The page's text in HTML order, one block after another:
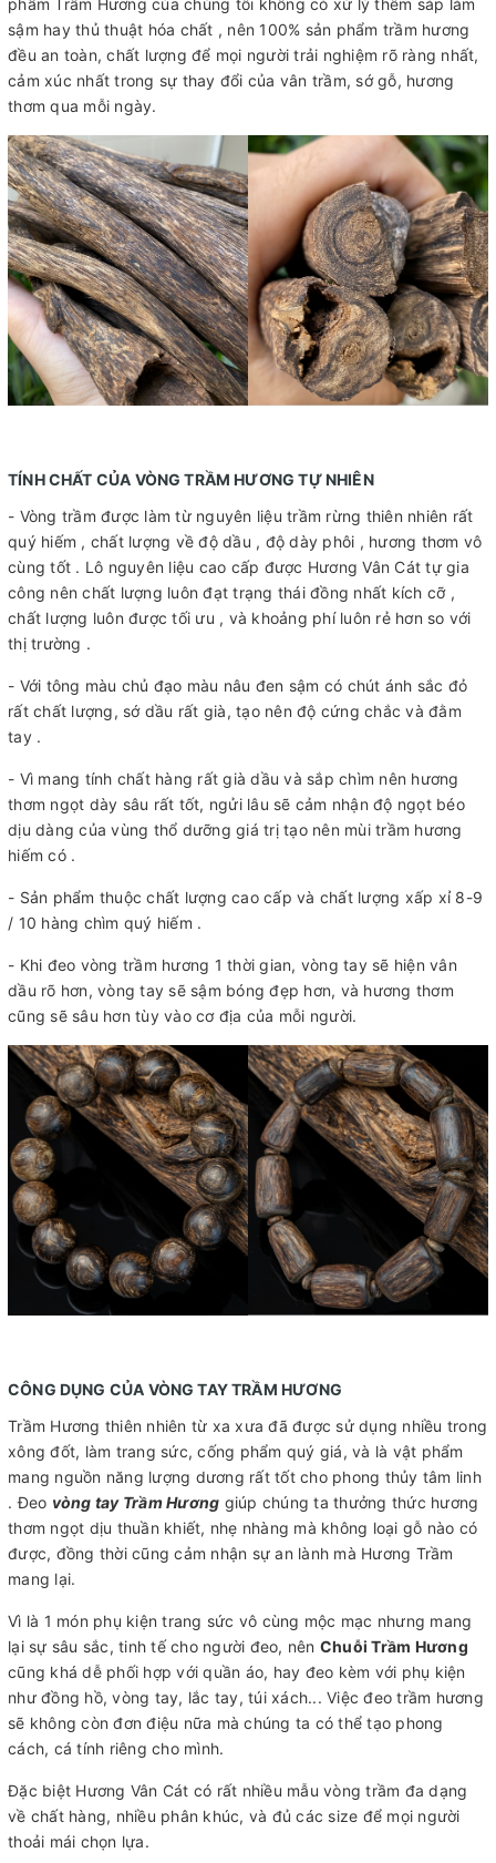
sậm hay thủ thuật hóa chất , nên 100% sản phẩm trầm hương
đều an toàn, chất lượng để mọi người trải nghiệm rõ ràng nhất,
cảm xúc nhất trong sự thay đổi của vân trầm, sớ gỗ, hương
thơm qua mỗi ngày.
TÍNH CHẤT CỦA VÒNG TRẦM HƯƠNG TỰ NHIÊN
- Vòng trầm được làm từ nguyên liệu trầm rừng thiên nhiên rất
quý hiếm , chất lượng về độ dầu , độ dày phôi , hương thơm vô
cùng tốt . Lô nguyên liệu cao cấp được Hương Vân Cát tự gia
công nên chất lượng luôn đạt trạng thái đồng nhất kích cỡ ,
chất lượng luôn được tối ưu , và khoảng phí luôn rẻ hơn so với
thị trường .
- Với tông màu chủ đạo màu nâu đen sậm có chút ánh sắc đỏ
rất chất lượng, sớ dầu rất già, tạo nên độ cứng chắc và đằm
tay .
- Vì mang tính chất hàng rất già dầu và sắp chìm nên hương
thơm ngọt dày sâu rất tốt, ngửi lâu sẽ cảm nhận độ ngọt béo
dịu dàng của vùng thổ dưỡng giá trị tạo nên mùi trầm hương
hiếm có .
- Sản phẩm thuộc chất lượng cao cấp và chất lượng xấp xỉ 8-9
/ 10 hàng chìm quý hiếm .
- Khi đeo vòng trầm hương 1 thời gian, vòng tay sẽ hiện vân
dầu rõ hơn, vòng tay sẽ sậm bóng đẹp hơn, và hương thơm
cũng sẽ sâu hơn tùy vào cơ địa của mỗi người.
CÔNG DỤNG CỦA VÒNG TAY TRẦM HƯƠNG
Trầm Hương thiên nhiên từ xa xưa đã được sử dụng nhiều trong
xông đốt, làm trang sức, cống phẩm quý giá, và là vật phẩm
mang nguồn năng lượng dương rất tốt cho phong thủy tâm linh
. Đeo vòng tay Trầm Hương giúp chúng ta thưởng thức hương
thơm ngọt dịu thuần khiết, nhẹ nhàng mà không loại gỗ nào có
được, đồng thời cũng cảm nhận sự an lành mà Hương Trầm
mang lại.
Vì là 1 món phụ kiện trang sức vô cùng mộc mạc nhưng mang
lại sự sâu sắc, tinh tế cho người đeo, nên Chuỗi Trầm Hương
cũng khá dễ phối hợp với quần áo, hay đeo kèm với phụ kiện
như đồng hồ, vòng tay, lắc tay, túi xách... Việc đeo trầm hương
sẽ không còn đơn điệu nữa mà chúng ta có thể tạo phong
cách, cá tính riêng cho mình.
Đặc biệt Hương Vân Cát có rất nhiều mẫu vòng trầm đa dạng
về chất hàng, nhiều phân khúc, và đủ các size để mọi người
thoải mái chọn lựa.